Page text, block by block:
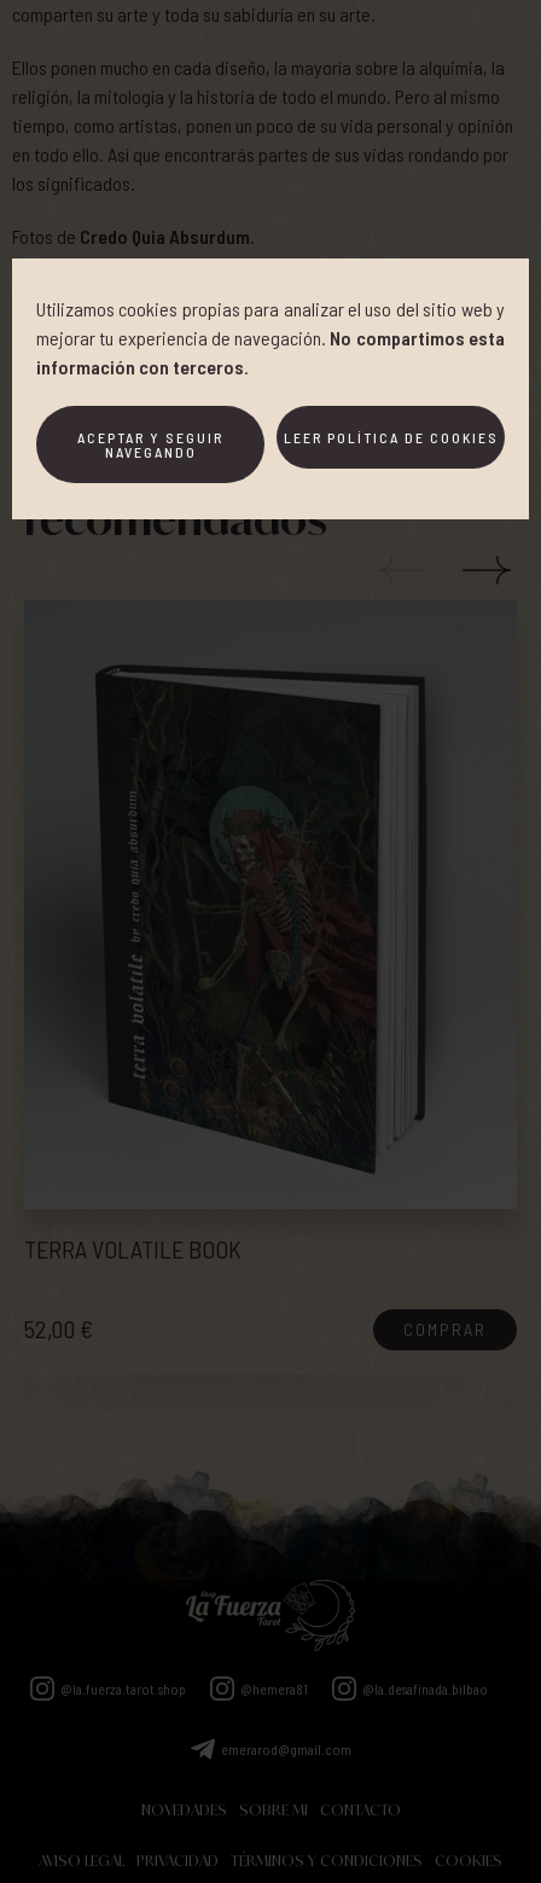
Utilizamos cookies propias para analizar el uso del sitio web y
mejorar tu experiencia de navegación. No compartimos esta
información con terceros.
ACEPTAR Y SEGUIR
NAVEGANDO
LEER POLÍTICA DE COOKIES
comparten su arte y toda su sabiduría en su arte.
Ellos ponen mucho en cada diseño, la mayoría sobre la alquimia, la
religión, la mitología y la historia de todo el mundo. Pero al mismo
tiempo, como artistas, ponen un poco de su vida personal y opinión
en todo ello. Así que encontrarás partes de sus vidas rondando por
los significados.
Fotos de Credo Quia Absurdum
Añadir a favoritos Compartir
CLIENTES QUE COMPRARON ESTE PRODUCTO TAMBIÉN
ADQUIRIERON
Productos
recomendados
TERRA VOLATILE BOOK
52,00 € COMPRAR
@la.fuerza.tarot.shop @hemera81 @la.desafinada.bilbao
emerarod@gmail.com
NOVEDADES SOBRE MI CONTACTO
AVISO LEGAL PRIVACIDAD TÉRMINOS Y CONDICIONES COOKIES